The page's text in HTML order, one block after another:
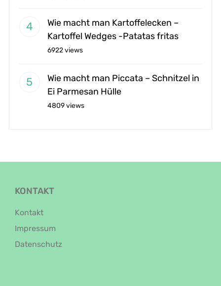
Wie macht man Kartoffelecken –
Kartoffel Wedges -Patatas fritas
6922 views
Wie macht man Piccata – Schnitzel in
Ei Parmesan Hülle
4809 views
KONTAKT
Kontakt
Impressum
Datenschutz